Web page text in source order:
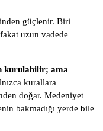
güçlenir. Biri
uzun vadede
kurulabilir; ama
kurallara
doğar. Medeniyet
bakmadığı yerde bile